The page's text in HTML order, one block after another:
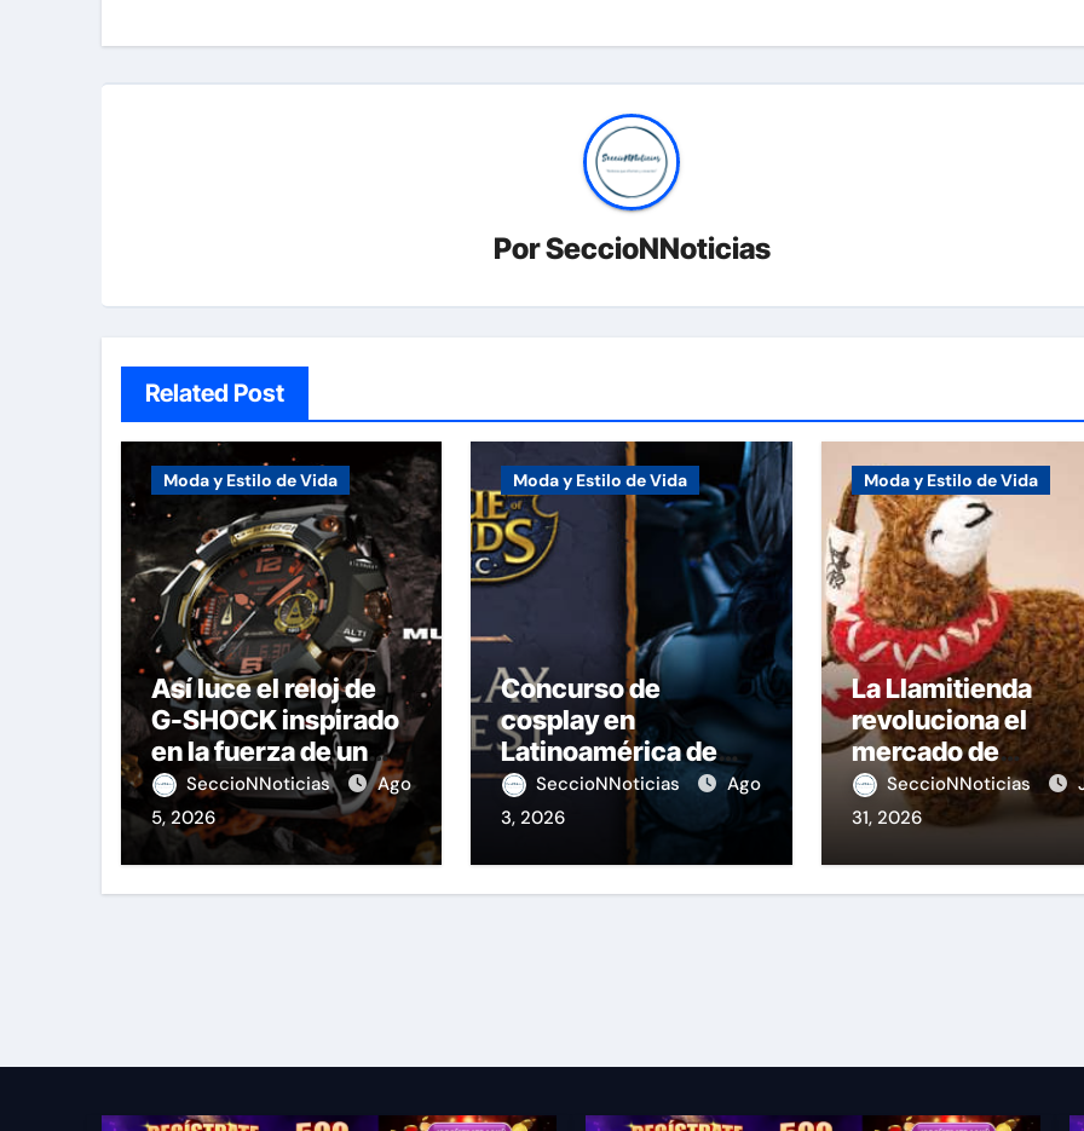
PorSeccioNNoticias
Related Post
Moda y Estilo de Vida
Así luce el reloj de
G-SHOCK inspirado
en la fuerza de un
volcán
SeccioNNoticias
Ago
5, 2026
Moda y Estilo de Vida
Concurso de
cosplay en
Latinoamérica de
League of Legends
SeccioNNoticias
Ago
3, 2026
Moda y Estilo de Vida
La Llamitienda
revoluciona el
mercado de
souvenirs en el
SeccioNNoticias
31, 2026